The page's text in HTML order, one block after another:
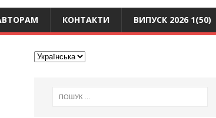
КОНТАКТИ ВИПУСК 2026 1(50)